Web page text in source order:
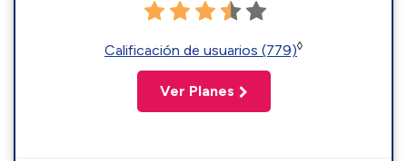
Calificación de usuarios (779)◊
Ver Planes